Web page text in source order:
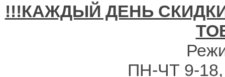
!!!КАЖДЫЙ ДЕНЬ
ПН-ЧТ 9-